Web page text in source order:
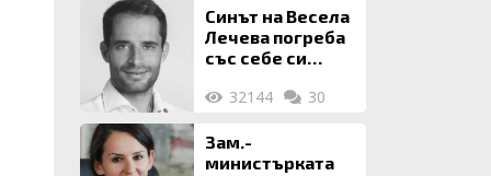
Синът на Весела
Лечева погреба
със себе си
млн. евро
32144 30
Зам.-
министърката